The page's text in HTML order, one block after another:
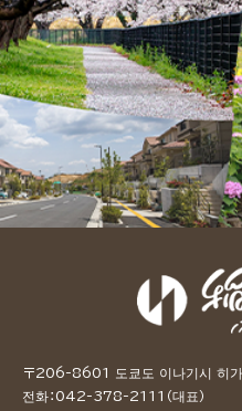
〒206-8601 도쿄도 이나기시 히
전화：042-378-2111（대표）